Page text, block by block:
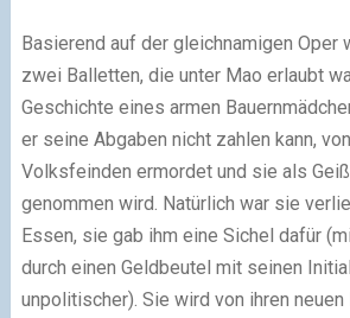
Basierend auf der gleichnamigen Oper
zwei Balletten, die unter Mao erlaubt
Geschichte eines armen
er seine Abgaben nicht zahlen kann,
Volksfeinden ermordet und sie als
genommen wird. Natürlich war sie
Essen, sie gab ihm eine Sichel dafür
durch einen Geldbeutel mit seinen
unpolitischer). Sie wird von ihren